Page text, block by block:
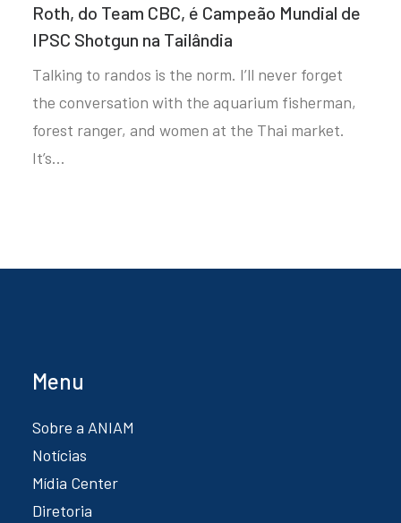
Roth, do Team CBC, é Campeão Mundial de
IPSC Shotgun na Tailândia
Talking to randos is the norm. I’ll never forget
the conversation with the aquarium fisherman,
forest ranger, and women at the Thai market.
It’s…
Menu
Sobre a ANIAM
Notícias
Mídia Center
Diretoria